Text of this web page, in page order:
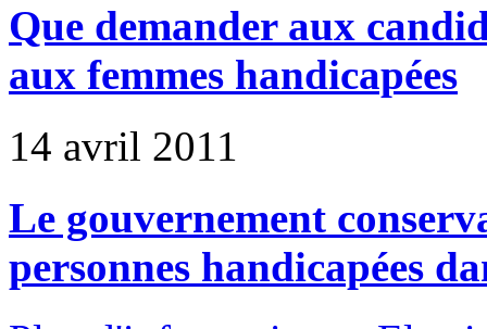
Que demander aux
aux femmes handicapées
14 avril 2011
Le gouvernement
personnes handicapées